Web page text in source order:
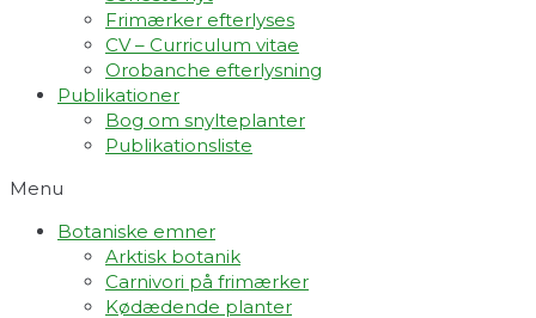
Frimærker efterlyses
CV – Curriculum vitae
Orobanche efterlysning
Publikationer
Bog om snylteplanter
Publikationsliste
Menu
Botaniske emner
Arktisk botanik
Carnivori på frimærker
Kødædende planter